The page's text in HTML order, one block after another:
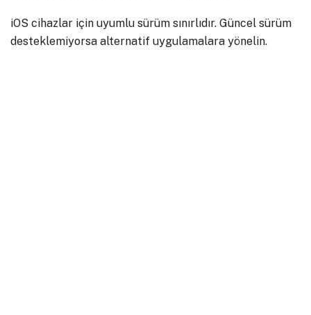
iOS cihazlar için uyumlu sürüm sınırlıdır. Güncel sürüm
desteklemiyorsa alternatif uygulamalara yönelin.